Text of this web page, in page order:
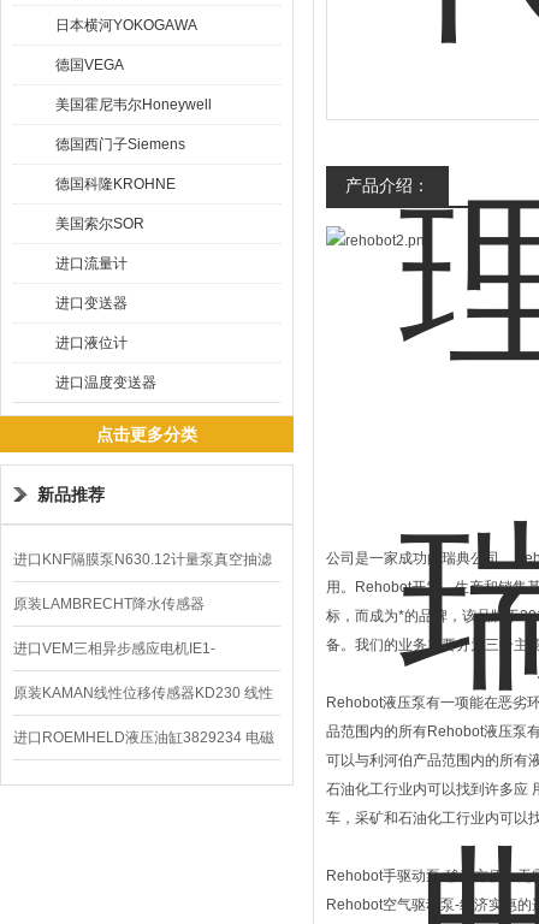
日本横河YOKOGAWA
德国VEGA
美国霍尼韦尔Honeywell
德国西门子Siemens
德国科隆KROHNE
美国索尔SOR
进口流量计
进口变送器
进口液位计
进口温度变送器
点击更多分类
新品推荐
进口KNF隔膜泵N630.12计量泵真空抽滤
泵价格
原装LAMBRECHT降水传感器
00.14575.20气象仪
进口VEM三相异步感应电机IE1-
K21R80G4马达
原装KAMAN线性位移传感器KD230 线性
编码器
进口ROEMHELD液压油缸3829234 电磁
阀定位器
产品介绍：
公司是一家成功的瑞典公司。
用。Rehobot开发、生产和销售
标，而成为*的品牌，该品牌于
备。我们的业务主要分为三个主
Rehobot液压泵有一项能在恶劣
品范围内的所有Rehobot液压泵
可以与利河伯产品范围内的所有
石油化工行业内可以找到许多应
车，采矿和石油化工行业内可以
Rehobot手驱动泵-移动方便，
Rehobot空气驱动泵-经济实惠